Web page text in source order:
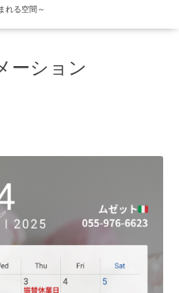
れる空間～
ーション